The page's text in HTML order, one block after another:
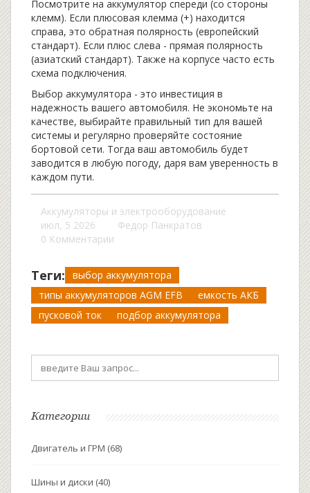
Посмотрите на аккумулятор спереди (со стороны
клемм). Если плюсовая клемма (+) находится
справа, это обратная полярность (европейский
стандарт). Если плюс слева - прямая полярность
(азиатский стандарт). Также на корпусе часто есть
схема подключения.
Выбор аккумулятора - это инвестиция в
надежность вашего автомобиля. Не экономьте на
качестве, выбирайте правильный тип для вашей
системы и регулярно проверяйте состояние
бортовой сети. Тогда ваш автомобиль будет
заводится в любую погоду, даря вам уверенность в
каждом пути.
Аккумуляторы и электрооборудование
июл, 5 2026
Федор Панкратов
0 Комментарии
Теги:
выбор аккумулятора
типы аккумуляторов AGM EFB
емкость АКБ
пусковой ток
подбор аккумулятора
Категории
Двигатель и ГРМ (68)
Шины и диски (40)